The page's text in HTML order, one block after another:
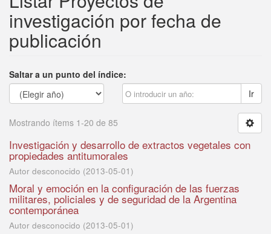
investigación por fecha de
publicación
Saltar a un punto del índice:
Ir
Mostrando ítems 1-20 de 85
Investigación y desarrollo de extractos vegetales con
propiedades antitumorales
Autor desconocido (2013-05-01)
Moral y emoción en la configuración de las fuerzas
militares, policiales y de seguridad de la Argentina
contemporánea
Autor desconocido (2013-05-01)